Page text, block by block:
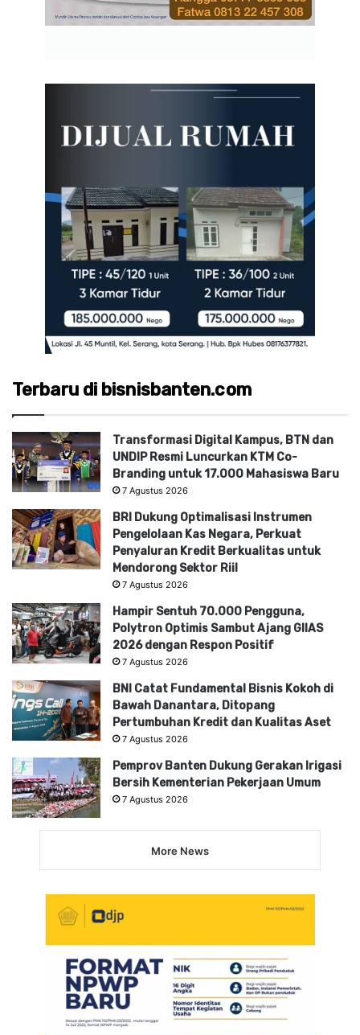
Terbaru di bisnisbanten.com
Transformasi Digital Kampus, BTN dan
UNDIP Resmi Luncurkan KTM Co-
Branding untuk 17.000 Mahasiswa Baru
7 Agustus 2026
BRI Dukung Optimalisasi Instrumen
Pengelolaan Kas Negara, Perkuat
Penyaluran Kredit Berkualitas untuk
Mendorong Sektor Riil
7 Agustus 2026
Hampir Sentuh 70.000 Pengguna,
Polytron Optimis Sambut Ajang GIIAS
2026 dengan Respon Positif
7 Agustus 2026
BNI Catat Fundamental Bisnis Kokoh di
Bawah Danantara, Ditopang
Pertumbuhan Kredit dan Kualitas Aset
7 Agustus 2026
Pemprov Banten Dukung Gerakan Irigasi
Bersih Kementerian Pekerjaan Umum
7 Agustus 2026
More News